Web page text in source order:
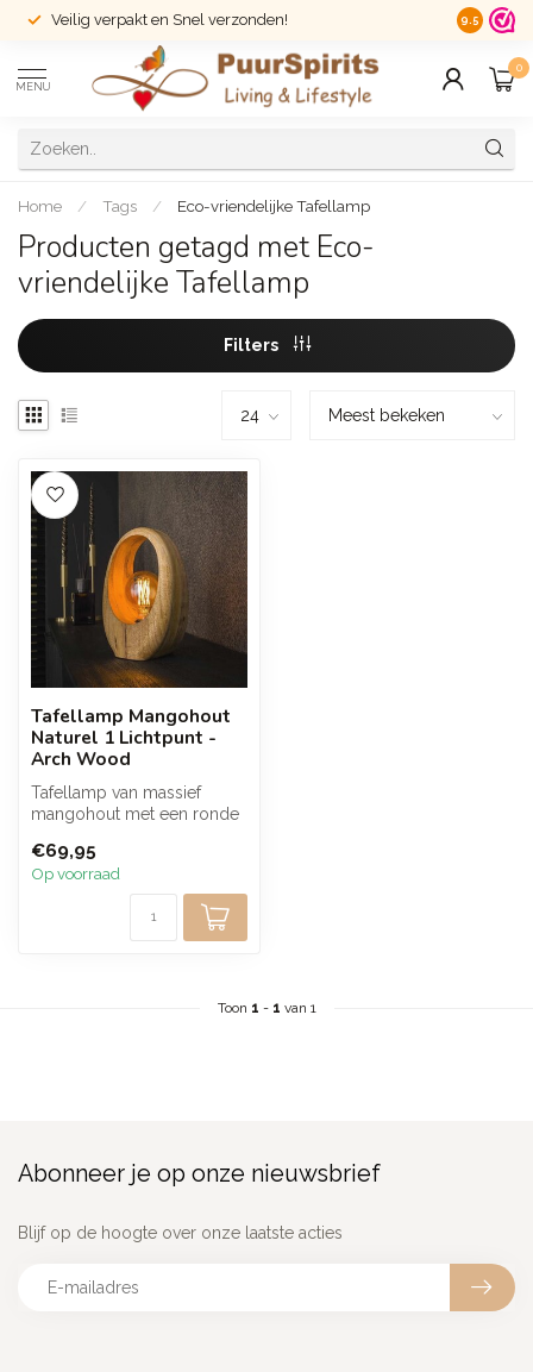
Veilig verpakt en Snel verzonden! 14 dagen
9.5
MENU
0
Home / Tags / Eco-vriendelijke Tafellamp
Producten getagd met Eco-
vriendelijke Tafellamp
Filters
Tafellamp Mangohout
Naturel 1 Lichtpunt -
Arch Wood
Tafellamp van massief
mangohout met een ronde
sfeerv...
€69,95
Op voorraad
Toon 1 - 1 van 1
Abonneer je op onze nieuwsbrief
Blijf op de hoogte over onze laatste acties